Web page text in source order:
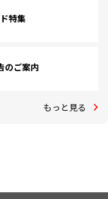
特集
のご案内
もっと見る